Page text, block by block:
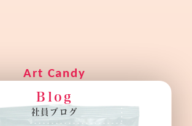
B l o g
社 員 ブ ロ グ